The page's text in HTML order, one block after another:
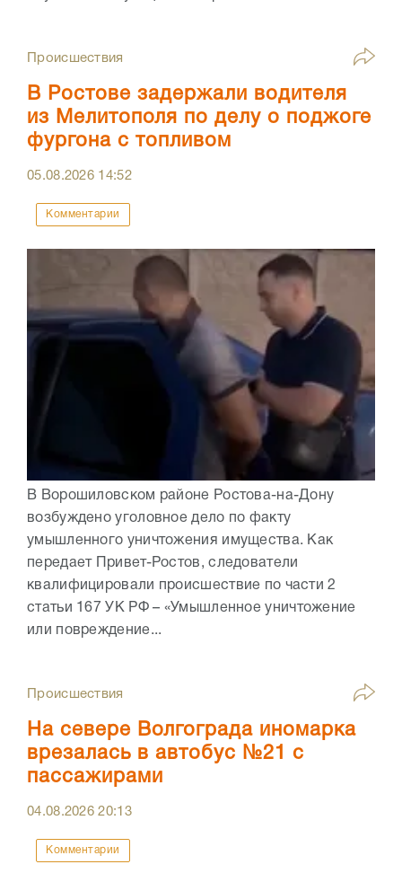
Происшествия
В Ростове задержали водителя
из Мелитополя по делу о поджоге
фургона с топливом
05.08.2026 14:52
Комментарии
В Ворошиловском районе Ростова-на-Дону
возбуждено уголовное дело по факту
умышленного уничтожения имущества. Как
передает Привет-Ростов, следователи
квалифицировали происшествие по части 2
статьи 167 УК РФ – «Умышленное уничтожение
или повреждение...
Происшествия
На севере Волгограда иномарка
врезалась в автобус №21 с
пассажирами
04.08.202620:13
Комментарии